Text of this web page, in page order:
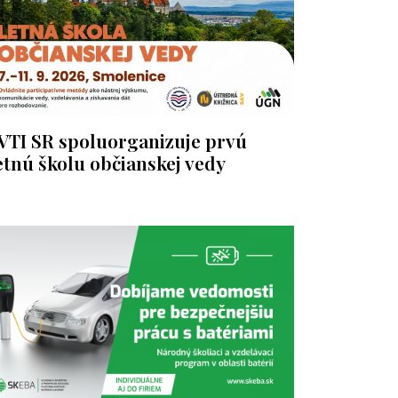
SR spoluorganizuje prvú
školu občianskej vedy